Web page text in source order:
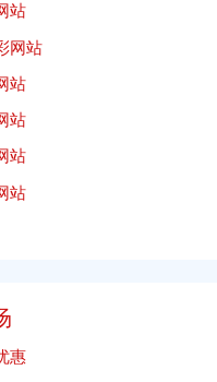
站
网站
站
站
站
站
惠